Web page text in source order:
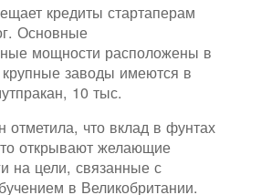
кредиты стартаперам
Основные
мощности расположены в
заводы имеются в
10 тыс.
отметила, что вклад в фунтах
открывают желающие
на цели, связанные с
в Великобритании.